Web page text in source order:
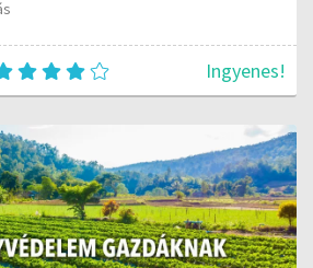
Ingyenes!